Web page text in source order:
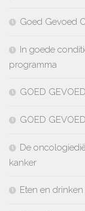
Goed Gevoed
In goede
programma
GOED
GOED
De
kanker
Eten en